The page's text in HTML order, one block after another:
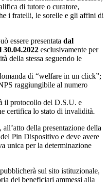
di tutore o curatore,
i fratelli, le sorelle e gli affini di
essere presentata dal
30.04.2022 esclusivamente per
della stessa seguendo le
di “welfare in un click”;
raggiungibile al numero
il protocollo del D.S.U. e
certifica lo stato di invalidità.
della presentazione della
Pin Dispositivo e deve avere
unica per la determinazione
sul sito istituzionale,
dei beneficiari ammessi alla